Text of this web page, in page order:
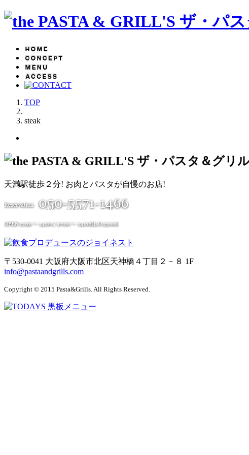
TOP
steak
天満駅徒歩２分! お肉とパスタが自慢のお店!
〒530-0041 大阪府大阪市北区天神橋４丁目２－８ 1F
info@pastaandgrills.com
Copyright © 2015 Pasta&Grills. All Rights Reserved.